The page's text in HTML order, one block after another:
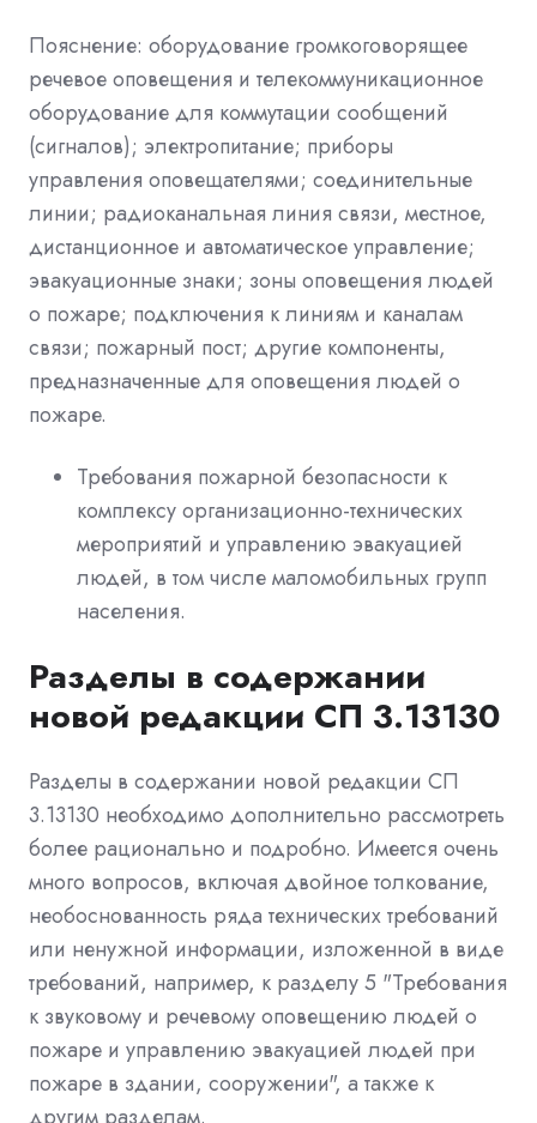
Пояснение: оборудование громкоговорящее
речевое оповещения и телекоммуникационное
оборудование для коммутации сообщений
(сигналов); электропитание; приборы
управления оповещателями; соединительные
линии; радиоканальная линия связи, местное,
дистанционное и автоматическое управление;
эвакуационные знаки; зоны оповещения людей
о пожаре; подключения к линиям и каналам
связи; пожарный пост; другие компоненты,
предназначенные для оповещения людей о
пожаре.
Требования пожарной безопасности к
комплексу организационно-технических
мероприятий и управлению эвакуацией
людей, в том числе маломобильных групп
населения.
Разделы в содержании
новой редакции СП 3.13130
Разделы в содержании новой редакции СП
3.13130 необходимо дополнительно рассмотреть
более рационально и подробно. Имеется очень
много вопросов, включая двойное толкование,
необоснованность ряда технических требований
или ненужной информации, изложенной в виде
требований, например, к разделу 5 "Требования
к звуковому и речевому оповещению людей о
пожаре и управлению эвакуацией людей при
пожаре в здании, сооружении", а также к